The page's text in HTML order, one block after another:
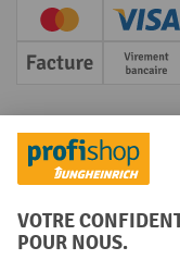
Creditcard
Facture
Réseaux sociaux
Facebook
YouTube
LinkedIn